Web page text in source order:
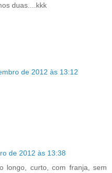
duas....kkk
de 2012 às 13:12
de 2012 às 13:38
longo, curto, com franja, sem